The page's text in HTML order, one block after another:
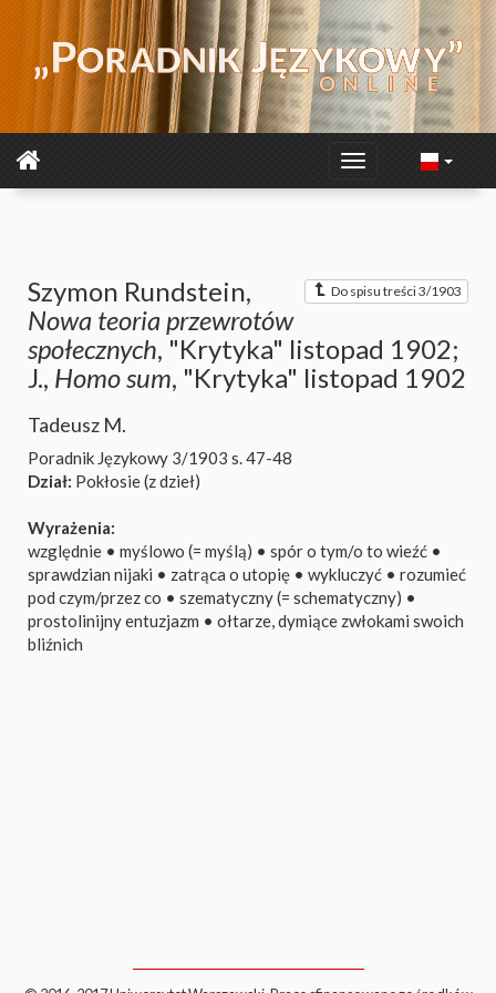
Do spisu treści 3/1903
Szymon Rundstein,
Nowa teoria przewrotów
społecznych, "Krytyka" listopad 1902;
J., Homo sum, "Krytyka" listopad 1902
Tadeusz M.
Poradnik Językowy 3/1903 s. 47-48
Dział: Pokłosie (z dzieł)
Wyrażenia:
względnie • myślowo (= myślą) • spór o tym/o to wieźć •
sprawdzian nijaki • zatrąca o utopię • wykluczyć • rozumieć
pod czym/przez co • szematyczny (= schematyczny) •
prostolinijny entuzjazm • ołtarze, dymiące zwłokami swoich
bliźnich